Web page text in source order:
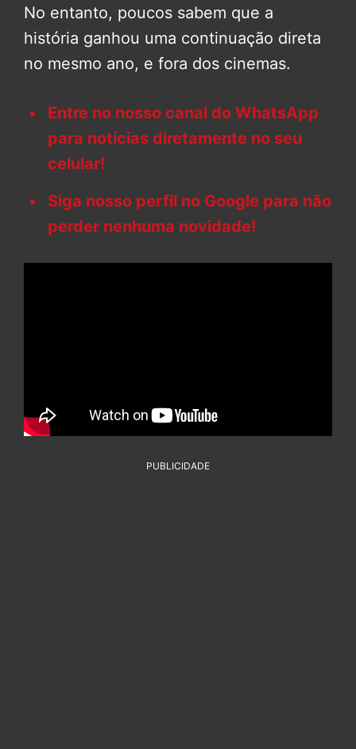
No entanto, poucos sabem que a
história ganhou uma continuação direta
no mesmo ano, e fora dos cinemas.
Entre no nosso canal do WhatsApp
para notícias diretamente no seu
celular!
Siga nosso perfil no Google para não
perder nenhuma novidade!
PUBLICIDADE